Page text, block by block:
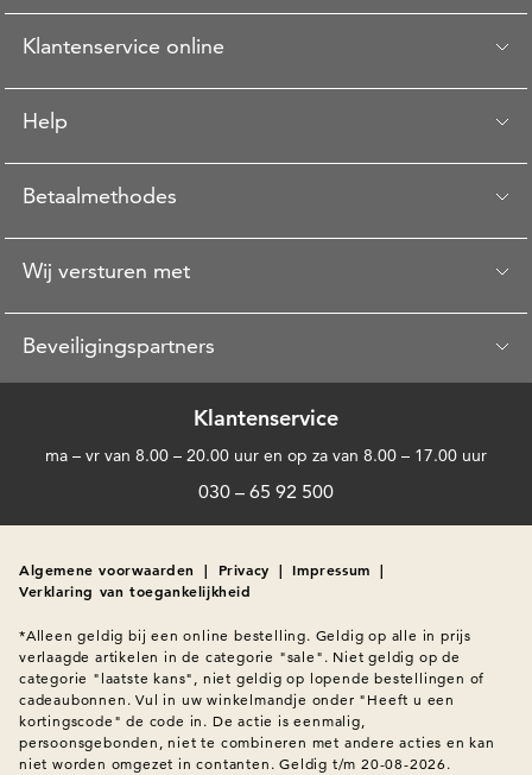
Klantenservice online
Help
Betaalmethodes
Wij versturen met
Beveiligingspartners
Klantenservice
ma – vr van 8.00 – 20.00 uur en op za van 8.00 – 17.00 uur
030 – 65 92 500
Algemene voorwaarden | Privacy | Impressum |
Verklaring van toegankelijkheid
*Alleen geldig bij een online bestelling. Geldig op alle in prijs
verlaagde artikelen in de categorie "sale". Niet geldig op de
categorie "laatste kans", niet geldig op lopende bestellingen of
cadeaubonnen. Vul in uw winkelmandje onder "Heeft u een
kortingscode" de code in. De actie is eenmalig,
persoonsgebonden, niet te combineren met andere acties en kan
niet worden omgezet in contanten. Geldig t/m 20-08-2026.